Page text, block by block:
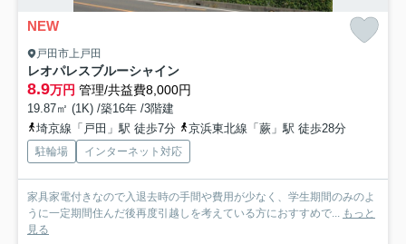
NEW
戸田市上戸田
レオパレスブルーシャイン
8.9万円 管理/共益費8,000円
19.87㎡ (1K) /築16年 /3階建
埼京線「戸田」駅 徒歩7分
京浜東北線「蕨」駅 徒歩28分
駐輪場 インターネット対応
家具家電付きなので入退去時の手間や費用が少なく、学生期間のみのよ
うに一定期間住んだ後再度引越しを考えている方におすすめで...
もっと
見る